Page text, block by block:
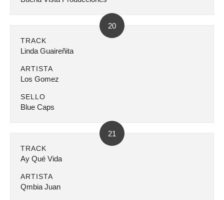
20
TRACK
Linda Guaireñita
ARTISTA
Los Gomez
SELLO
Blue Caps
21
TRACK
Ay Qué Vida
ARTISTA
Qmbia Juan